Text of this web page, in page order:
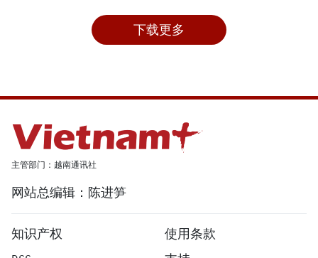
下载更多
主管部门：越南通讯社
网站总编辑：陈进笋
知识产权
使用条款